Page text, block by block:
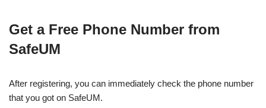
Get a Free Phone Number from
SafeUM
After registering, you can immediately check the phone number
that you got on SafeUM.